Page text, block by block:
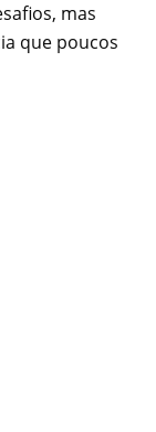
mas
que poucos